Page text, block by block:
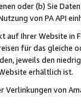
oder (b) Sie
von PA API
auf Ihrer Website
für das
jeweils den
erhältlich ist.
von